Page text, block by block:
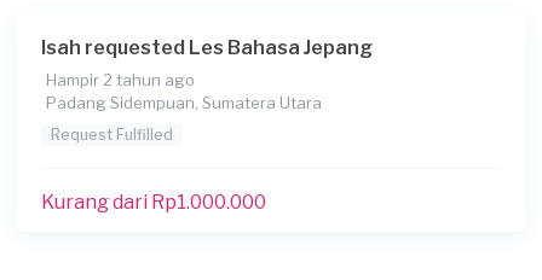
Qiptyy requested Les Bahasa Jepang
Sekitar 5 tahun yang lalu
Isah requested Les Bahasa Jepang
Hampir 2 tahun ago
Padang Sidempuan, Sumatera Utara
Request Fulfilled
Kurang dari Rp1.000.000